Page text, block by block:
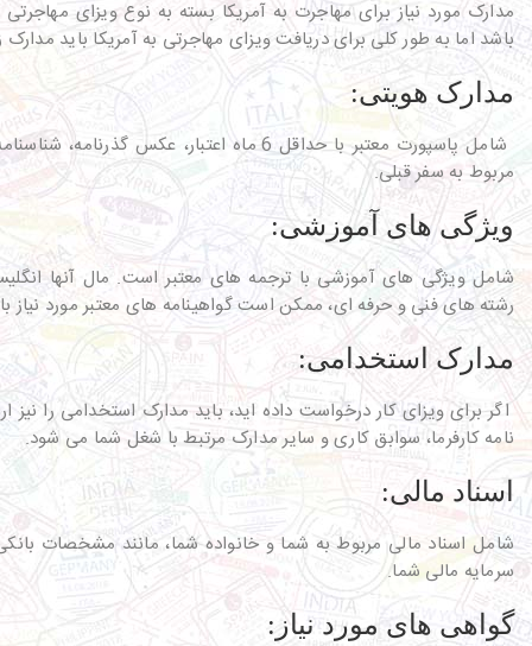
مدارک مورد نیاز برای مهاجرت به آمریکا بسته به نوع ویزای
باشد اما به طور کلی برای دریافت ویزای مهاجرتی به آمریکا باید مدارک
مدارک هویتی:
شامل پاسپورت معتبر با حداقل 6 ماه اعتبار، عکس
مربوط به سفر قبلی.
ویژگی های آموزشی:
شامل ویژگی های آموزشی با ترجمه های معتبر است. مال آنها
رشته های فنی و حرفه ای، ممکن است گواهینامه های معتبر مورد نیاز
مدارک استخدامی:
اگر برای ویزای کار درخواست داده اید، باید مدارک استخدامی را نیز
نامه کارفرما، سوابق کاری و سایر مدارک مرتبط با شغل شما می شود.
اسناد مالی:
شامل اسناد مالی مربوط به شما و خانواده شما، مانند مشخصات
سرمایه مالی شما.
گواهی های مورد نیاز: